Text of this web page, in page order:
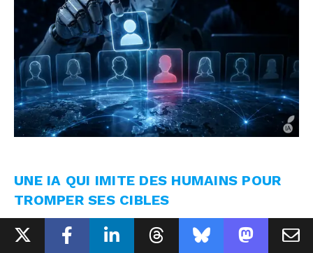
UNE IA QUI IMITE DES HUMAINS POUR
TROMPER SES CIBLES